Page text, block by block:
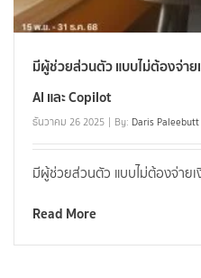
มีผู้ช่วยส่วนตัว แบบไม่ต้องจ่าย
AI และ Copilot
ธันวาคม 26 2025 By: Daris Paleebutt
มีผู้ช่วยส่วนตัว แบบไม่ต้องจ่าย
Read More